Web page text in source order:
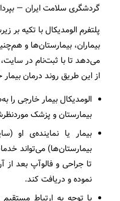
گردشگری سلامت ایران —
پلتفرم الومدیکال با تکیه بر
بیماران، بیمارستان‌ها و
می‌دهد تا با ثبت‌نام در
از این طریق روند درمان بیمار
الومدیکال بیمار خارجی را
بیمارستان و پزشک
بیمار یا نماینده‌ی او
بیمارستان‌ها) می‌تواند
تا جراحی و فالوآپ بعد از
نموده و دریافت کند.
با توجه به ارتباط